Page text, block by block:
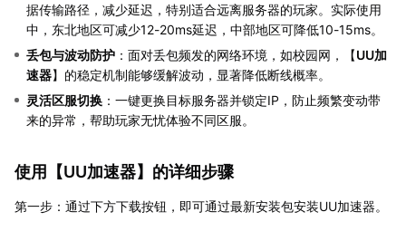
据传输路径，减少延迟，特别适合远离服务器的玩家。实际使用
中，东北地区可减少12-20ms延迟，中部地区可降低10-15ms。
丢包与波动防护 ：面对丢包频发的网络环境，如校园网，【UU加
速器】的稳定机制能够缓解波动，显著降低断线概率。
灵活区服切换 ：一键更换目标服务器并锁定IP，防止频繁变动带
来的异常，帮助玩家无忧体验不同区服。
使用【UU加速器】的详细步骤
第一步：通过下方下载按钮，即可通过最新安装包安装UU加速器。